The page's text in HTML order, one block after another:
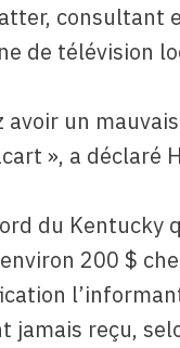
de télévision
avoir un
», a déclaré
du Kentucky
200 $
jamais reçu,